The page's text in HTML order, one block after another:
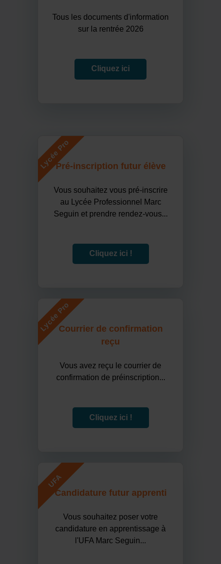
Tous les documents d'information
sur la rentrée 2026
Cliquez ici
Lycée ProPré-inscription futur élève
Vous souhaitez vous pré-inscrire
au Lycée Professionnel Marc
Seguin et prendre rendez-vous...
Cliquez ici !
Lycée ProCourrier de confirmation
reçu
Vous avez reçu le courrier de
confirmation de préinscription...
Cliquez ici !
UFA
Candidature futur apprenti
Vous souhaitez poser votre
candidature en apprentissage à
l'UFA Marc Seguin...